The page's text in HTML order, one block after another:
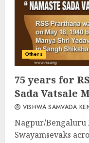
Others
75 years for
Sada Vatsale
VISHWA SAMVADA
Nagpur/Bengaluru
Swayamsevaks